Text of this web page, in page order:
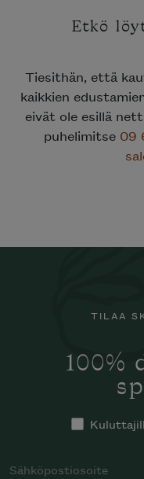
Etkö
Tiesithän, että
kaikkien
eivät ole esillä
puhelimitse 09
TILAA
100%